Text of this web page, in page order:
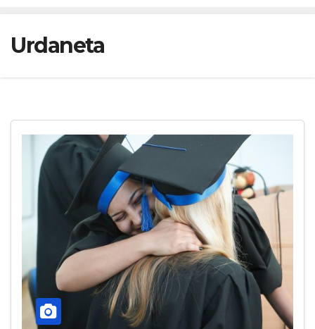
Urdaneta